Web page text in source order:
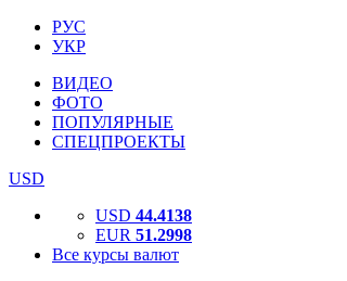
РУС
УКР
ВИДЕО
ФОТО
ПОПУЛЯРНЫЕ
СПЕЦПРОЕКТЫ
USD
USD 44.4138
EUR 51.2998
Все курсы валют